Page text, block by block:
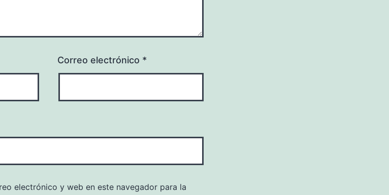
Correo electrónico *
electrónico y web en este navegador para la